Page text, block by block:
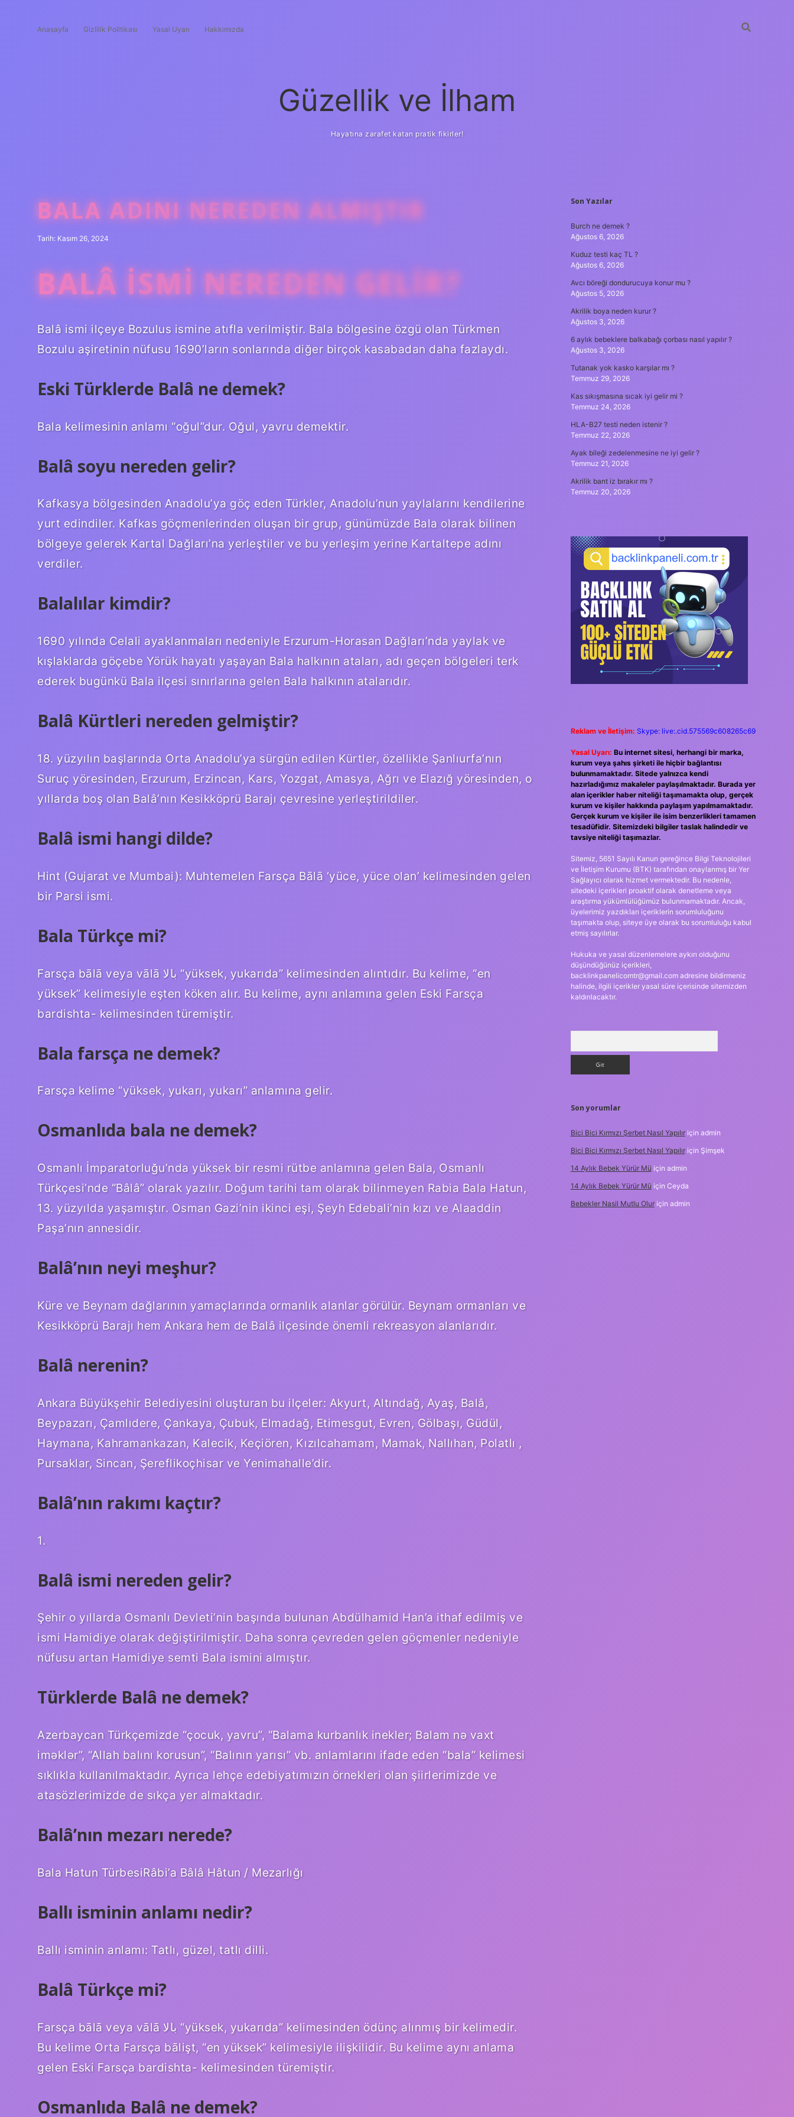
Anasayfa Gizlilik Politikası Yasal Uyarı Hakkımızda
Güzellik ve İlham
Hayatına zarafet katan pratik fikirler!
BALA ADINI NEREDEN ALMIŞTIR
Tarih: Kasım 26, 2024
BALÂ ISMI NEREDEN GELIR?
Balâ ismi ilçeye Bozulus ismine atıfla verilmiştir. Bala bölgesine özgü olan Türkmen
Bozulu aşiretinin nüfusu 1690’ların sonlarında diğer birçok kasabadan daha fazlaydı.
Eski Türklerde Balâ ne demek?
Bala kelimesinin anlamı “oğul”dur. Oğul, yavru demektir.
Balâ soyu nereden gelir?
Kafkasya bölgesinden Anadolu’ya göç eden Türkler, Anadolu’nun yaylalarını kendilerine
yurt edindiler. Kafkas göçmenlerinden oluşan bir grup, günümüzde Bala olarak bilinen
bölgeye gelerek Kartal Dağları’na yerleştiler ve bu yerleşim yerine Kartaltepe adını
verdiler.
Balalılar kimdir?
1690 yılında Celali ayaklanmaları nedeniyle Erzurum-Horasan Dağları’nda yaylak ve
kışlaklarda göçebe Yörük hayatı yaşayan Bala halkının ataları, adı geçen bölgeleri terk
ederek bugünkü Bala ilçesi sınırlarına gelen Bala halkının atalarıdır.
Balâ Kürtleri nereden gelmiştir?
18. yüzyılın başlarında Orta Anadolu’ya sürgün edilen Kürtler, özellikle Şanlıurfa’nın
Suruç yöresinden, Erzurum, Erzincan, Kars, Yozgat, Amasya, Ağrı ve Elazığ yöresinden, o
yıllarda boş olan Balâ’nın Kesikköprü Barajı çevresine yerleştirildiler.
Balâ ismi hangi dilde?
Hint (Gujarat ve Mumbai): Muhtemelen Farsça Bālā ‘yüce, yüce olan’ kelimesinden gelen
bir Parsi ismi.
Bala Türkçe mi?
Farsça bālā veya vālā بالا “yüksek, yukarıda” kelimesinden alıntıdır. Bu kelime, “en
yüksek” kelimesiyle eşten köken alır. Bu kelime, aynı anlamına gelen Eski Farsça
bardishta- kelimesinden türemiştir.
Bala farsça ne demek?
Farsça kelime “yüksek, yukarı, yukarı” anlamına gelir.
Osmanlıda bala ne demek?
Osmanlı İmparatorluğu’nda yüksek bir resmi rütbe anlamına gelen Bala, Osmanlı
Türkçesi’nde “Bâlâ” olarak yazılır. Doğum tarihi tam olarak bilinmeyen Rabia Bala Hatun,
13. yüzyılda yaşamıştır. Osman Gazi’nin ikinci eşi, Şeyh Edebali’nin kızı ve Alaaddin
Paşa’nın annesidir.
Balâ’nın neyi meşhur?
Küre ve Beynam dağlarının yamaçlarında ormanlık alanlar görülür. Beynam ormanları ve
Kesikköprü Barajı hem Ankara hem de Balâ ilçesinde önemli rekreasyon alanlarıdır.
Balâ nerenin?
Ankara Büyükşehir Belediyesini oluşturan bu ilçeler: Akyurt, Altındağ, Ayaş, Balâ,
Beypazarı, Çamlıdere, Çankaya, Çubuk, Elmadağ, Etimesgut, Evren, Gölbaşı, Güdül,
Haymana, Kahramankazan, Kalecik, Keçiören, Kızılcahamam, Mamak, Nallıhan, Polatlı ,
Pursaklar, Sincan, Şereflikoçhisar ve Yenimahalle’dir.
Balâ’nın rakımı kaçtır?
1.
Balâ ismi nereden gelir?
Şehir o yıllarda Osmanlı Devleti’nin başında bulunan Abdülhamid Han’a ithaf edilmiş ve
ismi Hamidiye olarak değiştirilmiştir. Daha sonra çevreden gelen göçmenler nedeniyle
nüfusu artan Hamidiye semti Bala ismini almıştır.
Türklerde Balâ ne demek?
Azerbaycan Türkçemizde “çocuk, yavru”, “Balama kurbanlık inekler; Balam nə vaxt
iməklər”, “Allah balını korusun”, “Balının yarısı” vb. anlamlarını ifade eden “bala” kelimesi
sıklıkla kullanılmaktadır. Ayrıca lehçe edebiyatımızın örnekleri olan şiirlerimizde ve
atasözlerimizde de sıkça yer almaktadır.
Balâ’nın mezarı nerede?
Bala Hatun TürbesiRâbi’a Bâlâ Hâtun / Mezarlığı
Ballı isminin anlamı nedir?
Ballı isminin anlamı: Tatlı, güzel, tatlı dilli.
Balâ Türkçe mi?
Farsça bālā veya vālā بالا “yüksek, yukarıda” kelimesinden ödünç alınmış bir kelimedir.
Bu kelime Orta Farsça bālişt, “en yüksek” kelimesiyle ilişkilidir. Bu kelime aynı anlama
gelen Eski Farsça bardishta- kelimesinden türemiştir.
Osmanlıda Balâ ne demek?
SIDEBAR
Son Yazılar
Burch ne demek ?
Ağustos 6, 2026
Kuduz testi kaç TL ?
Ağustos 6, 2026
Avcı böreği dondurucuya konur mu ?
Ağustos 5, 2026
Akrilik boya neden kurur ?
Ağustos 3, 2026
6 aylık bebeklere balkabağı çorbası nasıl yapılır ?
Ağustos 3, 2026
Tutanak yok kasko karşılar mı ?
Temmuz 29, 2026
Kas sıkışmasına sıcak iyi gelir mi ?
Temmuz 24, 2026
HLA-B27 testi neden istenir ?
Temmuz 22, 2026
Ayak bileği zedelenmesine ne iyi gelir ?
Temmuz 21, 2026
Akrilik bant iz bırakır mı ?
Temmuz 20, 2026
Reklam ve İletişim: Skype: live:.cid.575569c608265c69
Yasal Uyarı: Bu internet sitesi, herhangi bir marka,
kurum veya şahıs şirketi ile hiçbir bağlantısı
bulunmamaktadır. Sitede yalnızca kendi
hazırladığımız makaleler paylaşılmaktadır. Burada yer
alan içerikler haber niteliği taşımamakta olup, gerçek
kurum ve kişiler hakkında paylaşım yapılmamaktadır.
Gerçek kurum ve kişiler ile isim benzerlikleri tamamen
tesadüfidir. Sitemizdeki bilgiler taslak halindedir ve
tavsiye niteliği taşımazlar.
Sitemiz, 5651 Sayılı Kanun gereğince Bilgi Teknolojileri
ve İletişim Kurumu (BTK) tarafından onaylanmış bir Yer
Sağlayıcı olarak hizmet vermektedir. Bu nedenle,
sitedeki içerikleri proaktif olarak denetleme veya
araştırma yükümlülüğümüz bulunmamaktadır. Ancak,
üyelerimiz yazdıkları içeriklerin sorumluluğunu
taşımakta olup, siteye üye olarak bu sorumluluğu kabul
etmiş sayılırlar.
Hukuka ve yasal düzenlemelere aykırı olduğunu
düşündüğünüz içerikleri,
backlinkpanelicomtr@gmail.comadresine bildirmeniz
halinde, ilgili içerikler yasal süre içerisinde sitemizden
kaldırılacaktır.
Son yorumlar
Bici Bici Kırmızı Şerbet Nasıl Yapılıriçin admin
Bici Bici Kırmızı Şerbet Nasıl Yapılıriçin Şimşek
14 Aylık Bebek Yürür Mü için admin
14 Aylık Bebek Yürür Mü için Ceyda
Bebekler Nasil Mutlu Oluriçin admin